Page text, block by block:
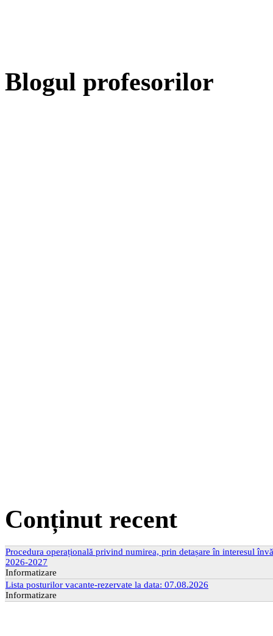
Blogul profesorilor
Conținut recent
Procedura operațională privind numirea, prin detașare în interesul
2026-2027
Informatizare
Lista posturilor vacante-rezervate la data: 07.08.2026
Informatizare